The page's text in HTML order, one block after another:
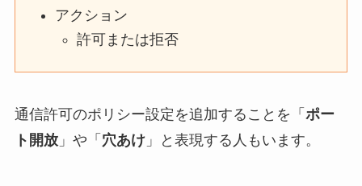
アクション
許可または拒否
通信許可のポリシー設定を追加することを「 ポー
ト開放」や「 穴あけ」と表現する人もいます。